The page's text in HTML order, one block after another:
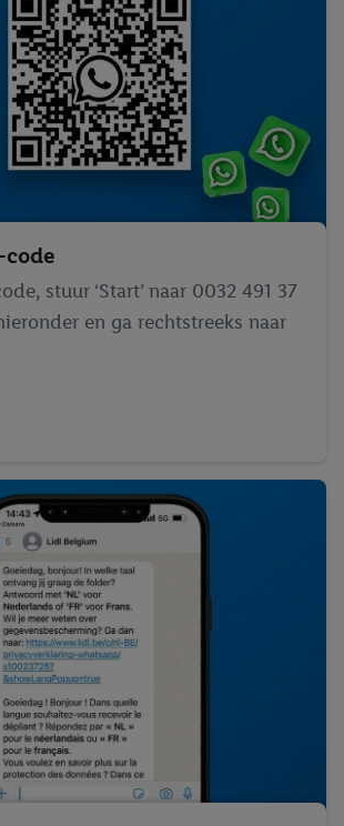
code
stuur ‘Start’ naar 0032 491 37
en ga rechtstreeks naar